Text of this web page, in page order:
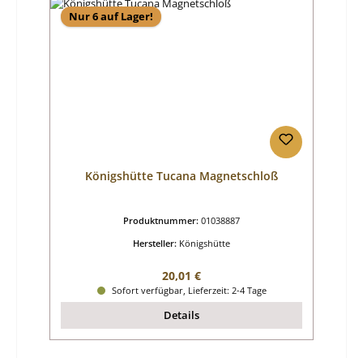
Nur 6 auf Lager!
Königshütte Tucana Magnetschloß
Produktnummer: 01038887
Hersteller: Königshütte
Regulärer Preis:
20,01 €
Sofort verfügbar, Lieferzeit: 2-4 Tage
Details